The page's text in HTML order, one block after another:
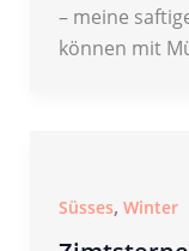
– meine
können mit
Süsses, Winter